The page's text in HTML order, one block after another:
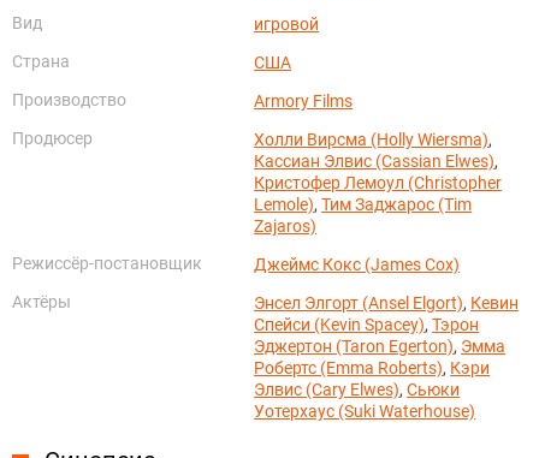
Вид
игровой
Страна
США
Производство
Armory Films
Продюсер
Холли Вирсма (Holly Wiersma),
Кассиан Элвис (Cassian Elwes),
Кристофер Лемоул (Christopher
Lemole),Тим Заджарос (Tim
Zajaros)
Режиссёр-постановщик
Джеймс Кокс (James Cox)
Актёры
Энсел Элгорт (Ansel Elgort), Кевин
Спейси (Kevin Spacey),Тэрон
Эджертон (Taron Egerton), Эмма
Робертс (Emma Roberts), Кэри
Элвис (Cary Elwes),Сьюки
Уотерхаус (Suki Waterhouse)